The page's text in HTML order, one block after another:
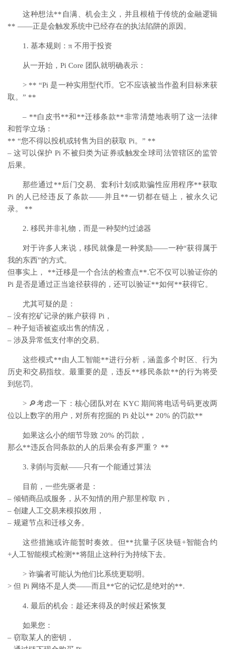
这种想法**自满、机会主义，并且根植于传统的金融逻辑
** ——正是会触发系统中已经存在的执法陷阱的原因。
1. 基本规则：π 不用于投资
从一开始，Pi Core 团队就明确表示：
> ** “Pi 是一种实用型代币。它不应该被当作盈利目标来获
取。” **
– **白皮书**和**迁移条款**非常清楚地表明了这一法律
和哲学立场：
** “您不得以投机或转售为目的获取 Pi。” **
– 这可以保护 Pi 不被归类为证券或触发全球司法管辖区的监管
后果。
那些通过**后门交易、套利计划或欺骗性应用程序**获取
Pi 的人已经违反了条款——并且**一切都在链上，被永久记
录。 **
2. 移民并非礼物，而是一种契约过滤器
对于许多人来说，移民就像是一种奖励——一种“获得属于
我的东西”的方式。
但事实上， **迁移是一个合法的检查点**.它不仅可以验证你的
Pi 是否是通过正当途径获得的，还可以验证**如何**获得它。
尤其可疑的是：
– 没有挖矿记录的账户获得 Pi，
– 种子短语被盗或出售的情况，
– 涉及异常低支付率的交易。
这些模式**由人工智能**进行分析，涵盖多个时区、行为
历史和交易指纹。最重要的是，违反**移民条款**的行为将受
到惩罚。
> 🔎考虑一下：核心团队对在 KYC 期间将电话号码更改两
位以上数字的用户，对所有挖掘的 Pi 处以** 20% 的罚款**
如果这么小的细节导致 20% 的罚款，
那么**违反合同条款的人的后果会有多严重？ **
3. 剥削与贡献——只有一个能通过算法
目前，一些先驱者是：
– 倾销商品或服务，从不知情的用户那里榨取 Pi，
– 创建人工交易来模拟效用，
– 规避节点和迁移义务。
这些措施或许能暂时奏效。但**抗量子区块链+智能合约
+人工智能模式检测**将阻止这种行为持续下去。
> 诈骗者可能认为他们比系统更聪明。
> 但 Pi 网络不是人类——而且**它的记忆是绝对的**.
4. 最后的机会：趁还来得及的时候赶紧恢复
如果您：
– 窃取某人的密钥，